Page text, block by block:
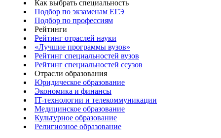
Как выбрать специальность
Подбор по экзаменам ЕГЭ
Подбор по профессиям
Рейтинги
Рейтинг отраслей науки
«Лучшие программы вузов»
Рейтинг специальностей вузов
Рейтинг специальностей ссузов
Отрасли образования
Юридическое образование
Экономика и финансы
IT-технологии и телекоммуникации
Медицинское образование
Культурное образование
Религиозное образование